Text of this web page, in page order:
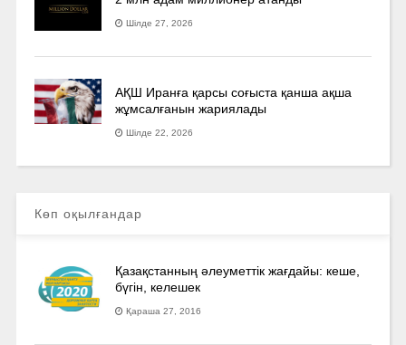
Шілде 27, 2026
АҚШ Иранға қарсы соғыста қанша ақша
жұмсалғанын жариялады
Шілде 22, 2026
Көп оқылғандар
Қазақстанның әлеуметтік жағдайы: кеше,
бүгін, келешек
Қараша 27, 2016